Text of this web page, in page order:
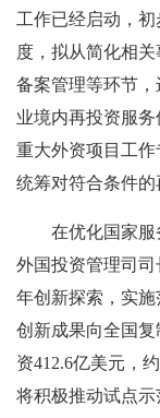
工作已经启动，
度，拟从简化相
备案管理等环节
业境内再投资服
重大外资项目工作
统筹对符合条件的
在优化国家
外国投资管理司
年创新探索，实施
创新成果向全国复
资412.6亿美元，
将积极推动试点